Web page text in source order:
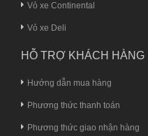
Vỏ xe Continental
Vỏ xe Deli
HỖ TRỢ KHÁCH HÀNG
Hướng dẫn mua hàng
Phương thức thanh toán
Phương thức giao nhận hàng